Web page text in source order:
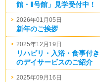
館・Ⅱ号館」見学受付中！
2026年01月05日
新年のご挨拶
2025年12月19日
リハビリ・入浴・食事付き
のデイサービスのご紹介
2025年09月16日